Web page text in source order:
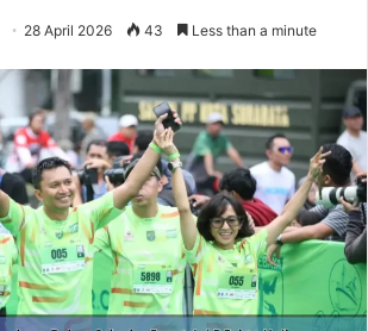
28 April 2026 43 Less than a minute